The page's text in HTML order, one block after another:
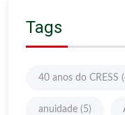
Tags
40 anos do CRESS
anuidade (5)